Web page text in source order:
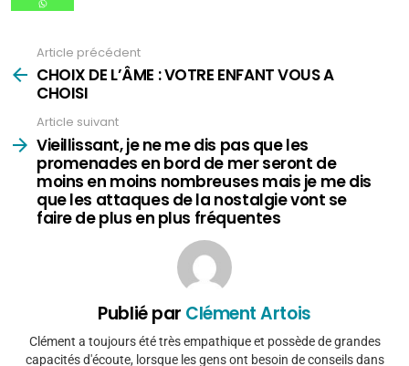
plus
Article précédent
CHOIX DE L’ÂME : VOTRE ENFANT VOUS A
CHOISI
Article suivant
Vieillissant, je ne me dis pas que les
promenades en bord de mer seront de
moins en moins nombreuses mais je me dis
que les attaques de la nostalgie vont se
faire de plus en plus fréquentes
Publié par Clément Artois
Clément a toujours été très empathique et possède de grandes
capacités d'écoute, lorsque les gens ont besoin de conseils dans